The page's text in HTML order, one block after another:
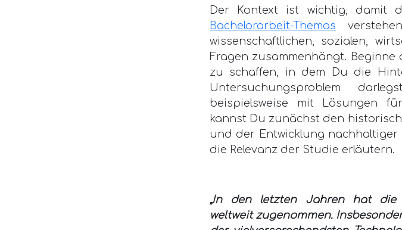
Der Kontext ist wichtig, damit
Bachelorarbeit-Themas
wissenschaftlichen, sozialen,
Fragen zusammenhängt. Beginne
zu schaffen, in dem Du die
Untersuchungsproblem
beispielsweise mit Lösungen
kannst Du zunächst den
und der Entwicklung
die Relevanz der Studie erläutern.
„In den letzten Jahren hat die
weltweit zugenommen.